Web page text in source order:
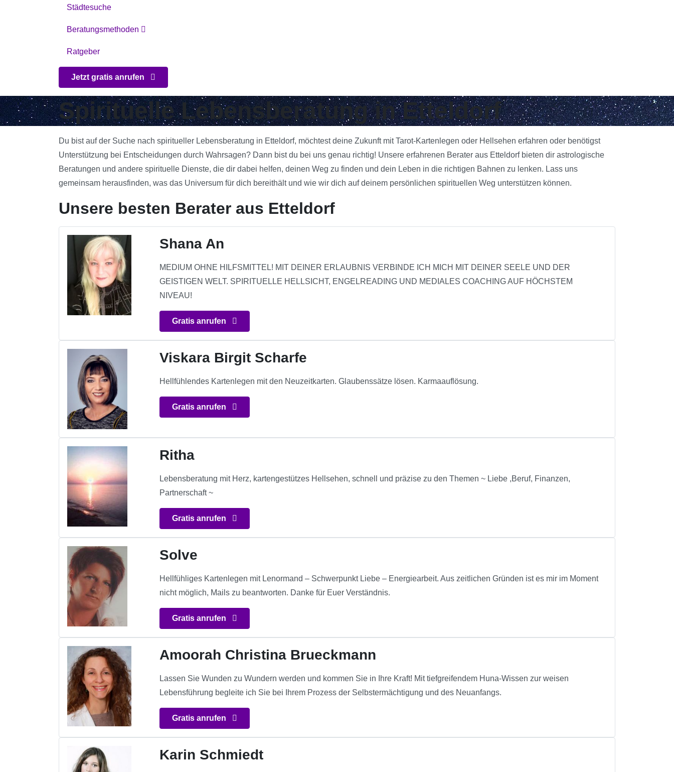
Städtesuche
Beratungsmethoden
Ratgeber
Jetzt gratis anrufen
Spirituelle Lebensberatung in Etteldorf
Du bist auf der Suche nach spiritueller Lebensberatung in Etteldorf, möchtest deine Zukunft mit Tarot-Kartenlegen oder Hellsehen erfahren oder benötigst
Unterstützung bei Entscheidungen durch Wahrsagen? Dann bist du bei uns genau richtig! Unsere erfahrenen Berater aus Etteldorf bieten dir astrologische
Beratungen und andere spirituelle Dienste, die dir dabei helfen, deinen Weg zu finden und dein Leben in die richtigen Bahnen zu lenken. Lass uns
gemeinsam herausfinden, was das Universum für dich bereithält und wie wir dich auf deinem persönlichen spirituellen Weg unterstützen können.
Unsere besten Berater aus Etteldorf
Shana An
MEDIUM OHNE HILFSMITTEL! MIT DEINER ERLAUBNIS VERBINDE ICH MICH MIT DEINER SEELE UND DER
GEISTIGEN WELT. SPIRITUELLE HELLSICHT, ENGELREADING UND MEDIALES COACHING AUF HÖCHSTEM
NIVEAU!
Gratis anrufen
Viskara Birgit Scharfe
Hellfühlendes Kartenlegen mit den Neuzeitkarten. Glaubenssätze lösen. Karmaauflösung.
Gratis anrufen
Ritha
Lebensberatung mit Herz, kartengestützes Hellsehen, schnell und präzise zu den Themen ~ Liebe ,Beruf, Finanzen,
Partnerschaft ~
Gratis anrufen
Solve
Hellfühliges Kartenlegen mit Lenormand – Schwerpunkt Liebe – Energiearbeit. Aus zeitlichen Gründen ist es mir im Moment
nicht möglich, Mails zu beantworten. Danke für Euer Verständnis.
Gratis anrufen
Amoorah Christina Brueckmann
Lassen Sie Wunden zu Wundern werden und kommen Sie in Ihre Kraft! Mit tiefgreifendem Huna-Wissen zur weisen
Lebensführung begleite ich Sie bei Ihrem Prozess der Selbstermächtigung und des Neuanfangs.
Gratis anrufen
Karin Schmiedt